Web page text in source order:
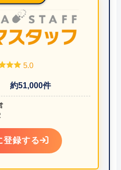
5.0
約51,000件
登録する